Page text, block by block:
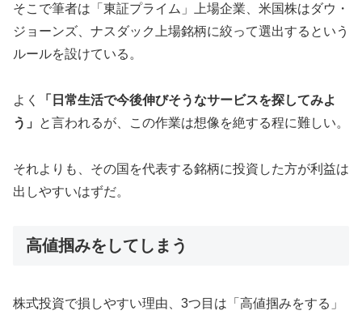
そこで筆者は「東証プライム」上場企業、米国株はダウ・
ジョーンズ、ナスダック上場銘柄に絞って選出するという
ルールを設けている。
よく
「日常生活で今後伸びそうなサービスを探してみよ
う」
と言われるが、この作業は想像を絶する程に難しい。
それよりも、その国を代表する銘柄に投資した方が利益は
出しやすいはずだ。
高値掴みをしてしまう
株式投資で損しやすい理由、3つ目は「高値掴みをする」